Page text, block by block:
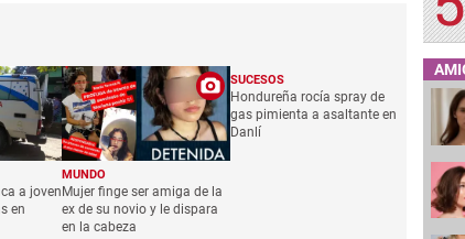
a joven
en
MUNDO
Mujer finge ser amiga de la
ex de su novio y le dispara
en la cabeza
SUCESOS
Hondureña rocía spray de
gas pimienta a asaltante en
Danlí